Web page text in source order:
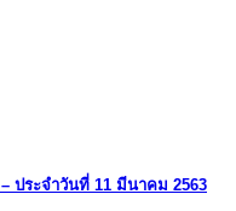
ประจำวันที่ 11 มีนาคม 2563